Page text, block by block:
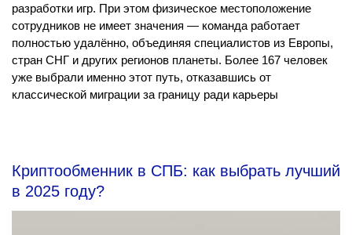
разработки игр. При этом физическое местоположение
сотрудников не имеет значения — команда работает
полностью удалённо, объединяя специалистов из Европы,
стран СНГ и других регионов планеты. Более 167 человек
уже выбрали именно этот путь, отказавшись от
классической миграции за границу ради карьеры
Криптообменник в СПБ: как выбрать лучший
в 2025 году?